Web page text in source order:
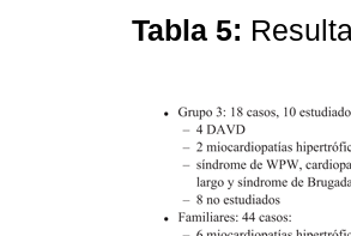
Tabla 5: